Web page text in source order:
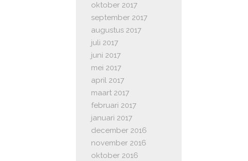
oktober 2017
september 2017
augustus 2017
juli 2017
juni 2017
mei 2017
april 2017
maart 2017
februari 2017
januari 2017
december 2016
november 2016
oktober 2016